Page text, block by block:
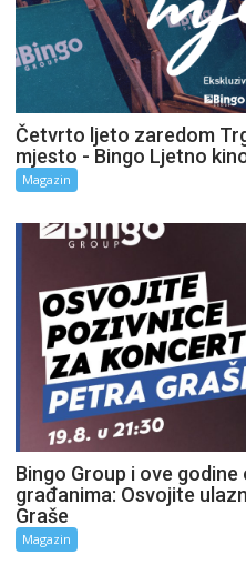
Četvrto ljeto zaredom
mjesto - Bingo Ljetno
Magazin
Bingo Group i ove
građanima: Osvojite
Graše
Magazin